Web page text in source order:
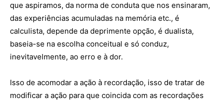
que aspiramos, da norma de conduta que nos ensinaram,
das experiências acumuladas na memória etc., é
calculista, depende da deprimente opção, é dualista,
baseia-se na escolha conceitual e só conduz,
inevitavelmente, ao erro e à dor.
Isso de acomodar a ação à recordação, isso de tratar de
modificar a ação para que coincida com as recordações